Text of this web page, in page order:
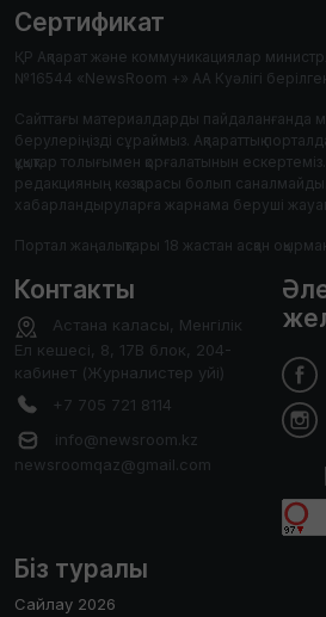
Сертификат
ҚР Ақпарат және коммуникациялар
№16544 «NewsRoom +» АА Куәлігі
Сайттағы материалдарды пайдаланғанда
берулеріңізді сұраймыз. Ақпараттық
құқықтар толығымен қорғалатынын
редакцияның көзқарасы болып
хабарландыруларға жарнама беруші
Портал жаңалықтары 18 жастан асқан
Контакты
Астана каласы, Менгілік
Ел кешесі, 8, 17В блок, 204-
кабинет (Журналистер уйі)
+7 705 721 8114
info@newsroom.kz
newsroomqaz@gmail.com
Біз туралы
Сайлау 2026